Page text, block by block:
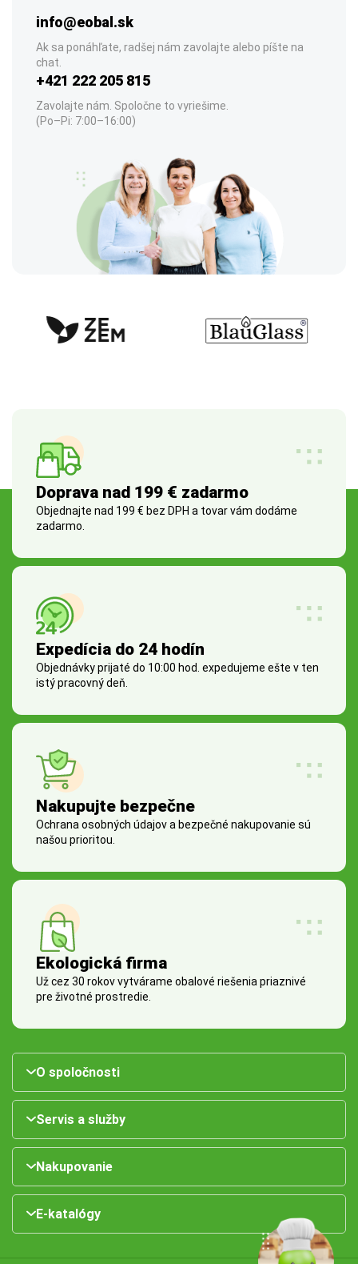
info@eobal.sk
Ak sa ponáhľate, radšej nám zavolajte alebo píšte na
chat.
+421 222 205 815
Zavolajte nám. Spoločne to vyriešime.
(Po–Pi: 7:00–16:00)
Doprava nad 199 € zadarmo
Objednajte nad 199 € bez DPH a tovar vám dodáme
zadarmo.
Expedícia do 24 hodín
Objednávky prijaté do 10:00 hod. expedujeme ešte v ten
istý pracovný deň.
Nakupujte bezpečne
Ochrana osobných údajov a bezpečné nakupovanie sú
našou prioritou.
Ekologická firma
Už cez 30 rokov vytvárame obalové riešenia priaznivé
pre životné prostredie.
O spoločnosti
Servis a služby
Nakupovanie
E-katalógy